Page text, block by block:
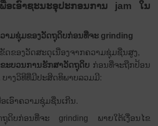
ອ​ເອົາ​ຊະ​ນະ​ອຸ​ປະ​ກອນ​ການ jam ໃນ
າມຊຸ່ມຂອງວັດຖຸດິບກ່ອນທີ່ຈະ grinding
ດຂອງວັດສະດຸເນື່ອງຈາກຄວາມຊຸ່ມຊື່ນສູງ,
ຂະບວນການຮັກສາວັດຖຸດິບກ່ອນທີ່ຈະຖືກປ້ອນ
ບາງວິທີທີ່ມີປະສິດທິພາບລວມມີ:
ເອົາຄວາມຊຸ່ມຊື່ນເກີນ.
ຖຸດິບກ່ອນທີ່ຈະ grinding ພາຍໃຕ້ເງື່ອນໄຂ